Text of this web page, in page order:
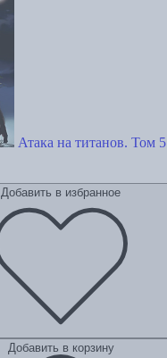
Атака на титанов. Том 5
Добавить в избранное
Добавить в корзину